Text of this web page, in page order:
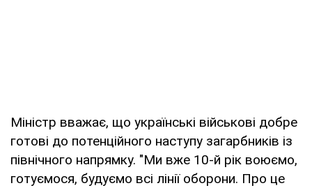
Міністр вважає, що українські військові добре
готові до потенційного наступу загарбників із
північного напрямку. "Ми вже 10-й рік воюємо,
готуємося, будуємо всі лінії оборони. Про це